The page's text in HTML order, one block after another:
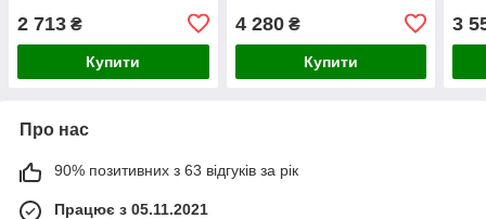
2 713 ₴
Купити
4 280₴
Купити
3
Про нас
90% позитивних з 63 відгуків за рік
Працює з 05.11.2021